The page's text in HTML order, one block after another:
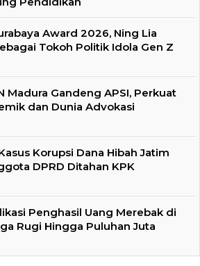
Award 2026, Ning Lia
Tokoh Politik Idola Gen Z
Madura Gandeng APSI, Perkuat
dan Dunia Advokasi
Korupsi Dana Hibah Jatim
DPRD Ditahan KPK
Penghasil Uang Merebak di
Rugi Hingga Puluhan Juta